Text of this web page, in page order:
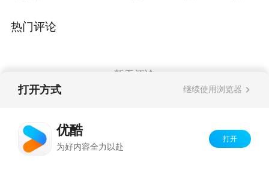
热门评论
暂无评论
打开方式 继续使用浏览器
优酷
为好内容全力以赴
打开